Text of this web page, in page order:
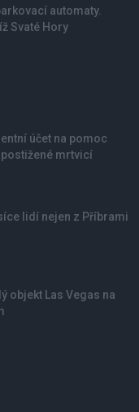
automaty.
Svaté Hory
účet na pomoc
mrtvicí
lidí nejen z Příbrami
objekt Las Vegas na